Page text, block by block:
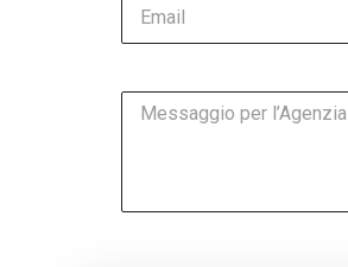
Email
Messaggio per l’Agenzia